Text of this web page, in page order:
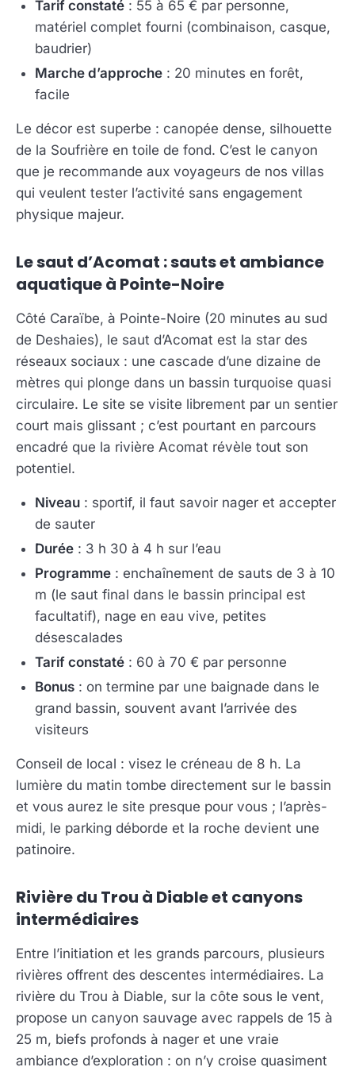
Tarif constaté : 55 à 65 € par personne,
matériel complet fourni (combinaison, casque,
baudrier)
Marche d’approche : 20 minutes en forêt,
facile
Le décor est superbe : canopée dense, silhouette
de la Soufrière en toile de fond. C’est le canyon
que je recommande aux voyageurs de nos villas
qui veulent tester l’activité sans engagement
physique majeur.
Le saut d’Acomat : sauts et ambiance
aquatique à Pointe-Noire
Côté Caraïbe, à Pointe-Noire (20 minutes au sud
de Deshaies), le saut d’Acomat est la star des
réseaux sociaux : une cascade d’une dizaine de
mètres qui plonge dans un bassin turquoise quasi
circulaire. Le site se visite librement par un sentier
court mais glissant ; c’est pourtant en parcours
encadré que la rivière Acomat révèle tout son
potentiel.
Niveau : sportif, il faut savoir nager et accepter
de sauter
Durée : 3 h 30 à 4 h sur l’eau
Programme : enchaînement de sauts de 3 à 10
m (le saut final dans le bassin principal est
facultatif), nage en eau vive, petites
désescalades
Tarif constaté : 60 à 70 € par personne
Bonus : on termine par une baignade dans le
grand bassin, souvent avant l’arrivée des
visiteurs
Conseil de local : visez le créneau de 8 h. La
lumière du matin tombe directement sur le bassin
et vous aurez le site presque pour vous ; l’après-
midi, le parking déborde et la roche devient une
patinoire.
Rivière du Trou à Diable et canyons
intermédiaires
Entre l’initiation et les grands parcours, plusieurs
rivières offrent des descentes intermédiaires. La
rivière du Trou à Diable, sur la côte sous le vent,
propose un canyon sauvage avec rappels de 15 à
25 m, biefs profonds à nager et une vraie
ambiance d’exploration : on n’y croise quasiment